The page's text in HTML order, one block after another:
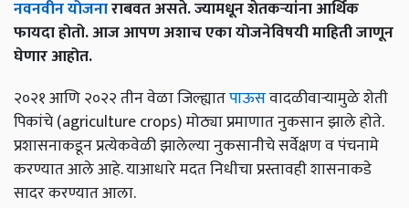
नवनवीन योजनाराबवत असते. ज्यामधून शेतकऱ्यांना आर्थिक
फायदा होतो. आज आपण अशाच एका योजनेविषयी माहिती जाणून
घेणार आहोत.
२०२१ आणि २०२२ तीन वेळा जिल्ह्यातपाऊसवादळीवाऱ्यामुळे शेती
पिकांचे (agriculture crops) मोठ्या प्रमाणात नुकसान झाले होते.
प्रशासनाकडून प्रत्येकवेळी झालेल्या नुकसानीचे सर्वेक्षण व पंचनामे
करण्यात आले आहे. याआधारे मदत निधीचा प्रस्तावही शासनाकडे
सादर करण्यात आला.